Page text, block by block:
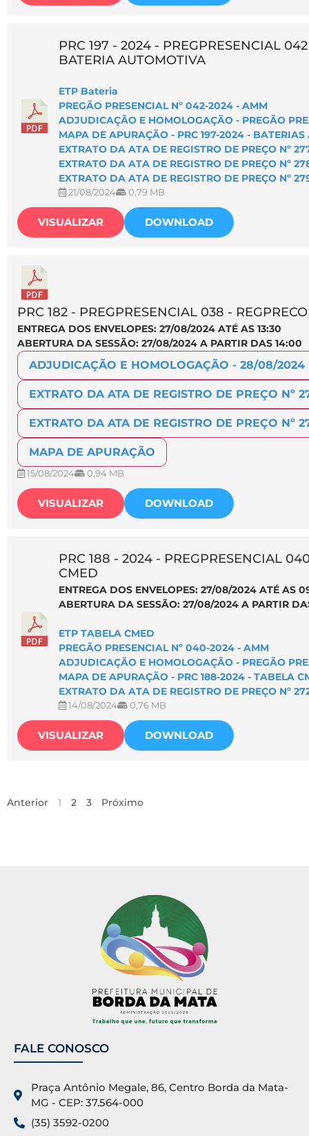
PRC 197 - 2024 - PREGPRESENCIAL
BATERIA AUTOMOTIVA
ETP Bateria
PREGÃO PRESENCIAL Nº 042-2024 - AMM
ADJUDICAÇÃO E HOMOLOGAÇÃO - PREGÃO
MAPA DE APURAÇÃO - PRC 197-2024 -
EXTRATO DA ATA DE REGISTRO DE PREÇO Nº
EXTRATO DA ATA DE REGISTRO DE PREÇO Nº
EXTRATO DA ATA DE REGISTRO DE PREÇO Nº
21/08/2024 0,79 MB
VISUALIZAR DOWNLOAD
PRC 182 - PREGPRESENCIAL 038 -
ENTREGA DOS ENVELOPES: 27/08/2024 ATÉ AS 13:30
ABERTURA DA SESSÃO: 27/08/2024 A PARTIR DAS 14:00
ADJUDICAÇÃO E HOMOLOGAÇÃO - 28/08/2024
EXTRATO DA ATA DE REGISTRO DE PREÇO Nº
EXTRATO DA ATA DE REGISTRO DE PREÇO Nº
MAPA DE APURAÇÃO
15/08/2024 0,94 MB
VISUALIZAR DOWNLOAD
PRC 188 - 2024 - PREGPRESENCIAL
CMED
ENTREGA DOS ENVELOPES: 27/08/2024 ATÉ AS
ABERTURA DA SESSÃO: 27/08/2024 A PARTIR
ETP TABELA CMED
PREGÃO PRESENCIAL Nº 040-2024 - AMM
ADJUDICAÇÃO E HOMOLOGAÇÃO - PREGÃO
MAPA DE APURAÇÃO - PRC 188-2024 - TABELA
EXTRATO DA ATA DE REGISTRO DE PREÇO Nº
14/08/2024 0,76 MB
VISUALIZAR DOWNLOAD
Anterior 1 2 3 Próximo
FALE CONOSCO
Praça Antônio Megale, 86, Centro Borda da Mata-
MG - CEP: 37.564-000
(35) 3592-0200